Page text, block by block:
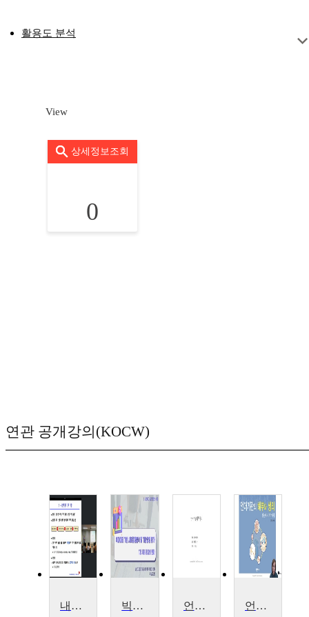
활용도 분석
View
상세정보조회
0
연관 공개강의(KOCW)
내연기관 빅데이터 기반 사회환경분석 및 기관운영 평가 언어기관해부생리 언어기관해부생리